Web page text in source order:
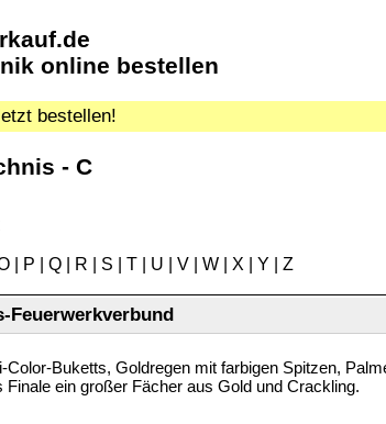
online bestellen
bestellen!
- C
P Q R S T U V W X Y Z
Feuerwerkverbund
Buketts, Goldregen mit farbigen Spitzen,
ein großer Fächer aus Gold und Crackling.